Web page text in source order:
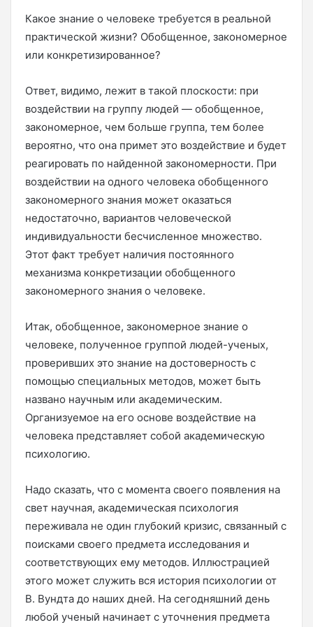
Какое знание о человеке требуется в реальной
практической жизни? Обобщенное, закономерное
или конкретизированное?
Ответ, видимо, лежит в такой плоскости: при
воздействии на группу людей — обобщенное,
закономерное, чем больше группа, тем более
вероятно, что она примет это воздействие и будет
реагировать по найденной закономерности. При
воздействии на одного человека обобщенного
закономерного знания может оказаться
недостаточно, вариантов человеческой
индивидуальности бесчисленное множество.
Этот факт требует наличия постоянного
механизма конкретизации обобщенного
закономерного знания о человеке.
Итак, обобщенное, закономерное знание о
человеке, полученное группой людей-ученых,
проверивших это знание на достоверность с
помощью специальных методов, может быть
названо научным или академическим.
Организуемое на его основе воздействие на
человека представляет собой академическую
психологию.
Надо сказать, что с момента своего появления на
свет научная, академическая психология
переживала не один глубокий кризис, связанный с
поисками своего предмета исследования и
соответствующих ему методов. Иллюстрацией
этого может служить вся история психологии от
В. Вундта до наших дней. На сегодняшний день
любой ученый начинает с уточнения предмета